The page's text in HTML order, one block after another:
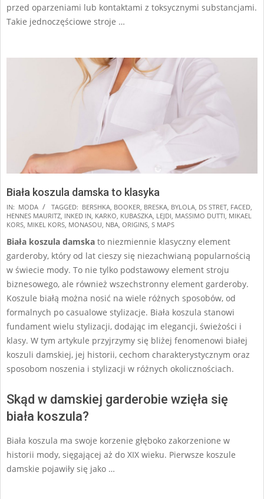
przed oparzeniami lub kontaktami z toksycznymi substancjami.
Takie jednoczęściowe stroje …
Biała koszula damska to klasyka
2025-
01-
IN: MODA TAGGED: BERSHKA, BOOKER, BRESKA, BYLOLA, DS STRET, FACED,
HENNES MAURITZ, INKED IN, KARKO, KUBASZKA, LEJDI, MASSIMO DUTTI, MIKAEL
KORS, MIKEL KORS, MONASOU, NBA, ORIGINS, S MAPS
Biała koszula damska to niezmiennie klasyczny element
garderoby, który od lat cieszy się niezachwianą popularnością
w świecie mody. To nie tylko podstawowy element stroju
biznesowego, ale również wszechstronny element garderoby.
Koszule białą można nosić na wiele różnych sposobów, od
formalnych po casualowe stylizacje. Biała koszula stanowi
fundament wielu stylizacji, dodając im elegancji, świeżości i
klasy. W tym artykule przyjrzymy się bliżej fenomenowi białej
koszuli damskiej, jej historii, cechom charakterystycznym oraz
sposobom noszenia i stylizacji w różnych okolicznościach.
Skąd w damskiej garderobie wzięła się
biała koszula?
Biała koszula ma swoje korzenie głęboko zakorzenione w
historii mody, sięgającej aż do XIX wieku. Pierwsze koszule
damskie pojawiły się jako …